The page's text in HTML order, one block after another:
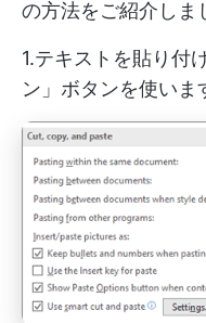
の方法をご紹介しま
1.テキストを貼り付
ン」ボタンを使いま